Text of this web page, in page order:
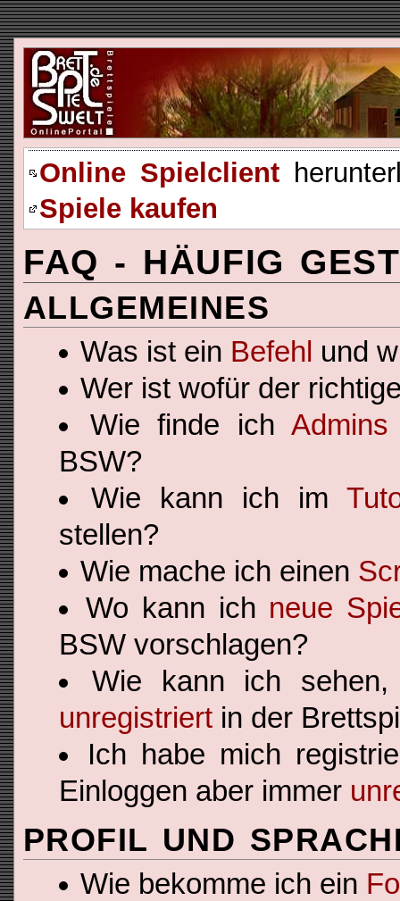
Online Spielclient
Spiele kaufen
FAQ - HÄUFIG
ALLGEMEINES
Was ist ein Befehl und
Wer ist wofür der
Wie finde ich
BSW?
Wie kann ich im
stellen?
Wie mache ich einen
Wo kann ich neue
BSW vorschlagen?
Wie kann ich
unregistriertin der
Ich habe mich
Einloggen aber immer
PROFIL UND
Wie bekomme ich ein